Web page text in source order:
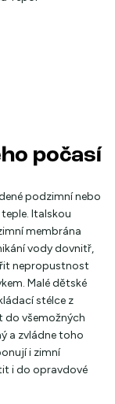
počasí
podzimní nebo
Italskou
membrána
vody dovnitř,
nepropustnost
Malé dětské
stélce z
do všemožných
a zvládne toho
i zimní
i do opravdové